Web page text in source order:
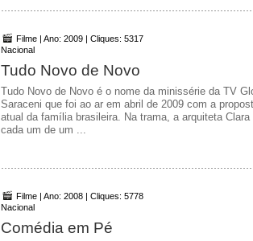
Filme | Ano: 2009 | Cliques: 5317
Nacional
Tudo Novo de Novo
Tudo Novo de Novo é o nome da minissérie da TV
Saraceni que foi ao ar em abril de 2009 com a
atual da família brasileira. Na trama, a arquiteta
cada um de um ...
Filme | Ano: 2008 | Cliques: 5778
Nacional
Comédia em Pé